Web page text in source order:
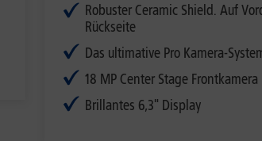
Robuster Ceramic Shield. Auf
Rückseite
Das ultimative Pro Kamera-
18 MP Center Stage Frontkamera
Brillantes 6,3" Display